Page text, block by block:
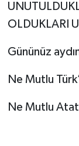
OLDUKLARI
Gününüz
Ne Mutlu
Ne Mutlu